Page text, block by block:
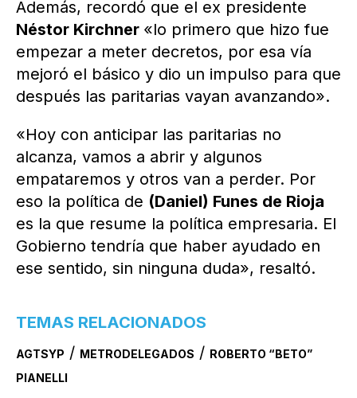
Además, recordó que el ex presidente
Néstor Kirchner «lo primero que hizo fue
empezar a meter decretos, por esa vía
mejoró el básico y dio un impulso para que
después las paritarias vayan avanzando».
«Hoy con anticipar las paritarias no
alcanza, vamos a abrir y algunos
empataremos y otros van a perder. Por
eso la política de (Daniel) Funes de Rioja
es la que resume la política empresaria. El
Gobierno tendría que haber ayudado en
ese sentido, sin ninguna duda», resaltó.
TEMAS RELACIONADOS
AGTSYP / METRODELEGADOS / ROBERTO “BETO”
PIANELLI